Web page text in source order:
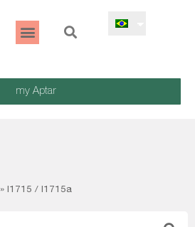
my Aptar
» l1715 / l1715a